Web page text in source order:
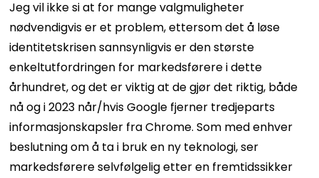
Jeg vil ikke si at for mange valgmuligheter
nødvendigvis er et problem, ettersom det å løse
identitetskrisen sannsynligvis er den største
enkeltutfordringen for markedsførere i dette
århundret, og det er viktig at de gjør det riktig, både
nå og i 2023 når/hvis Google fjerner tredjeparts
informasjonskapsler fra Chrome. Som med enhver
beslutning om å ta i bruk en ny teknologi, ser
markedsførere selvfølgelig etter en fremtidssikker